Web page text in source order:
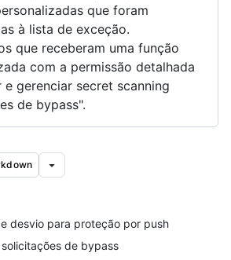
que foram
à lista de exceção.
que receberam uma função
com a permissão detalhada
e gerenciar secret scanning
de bypass".
desvio para proteção por push
de bypass